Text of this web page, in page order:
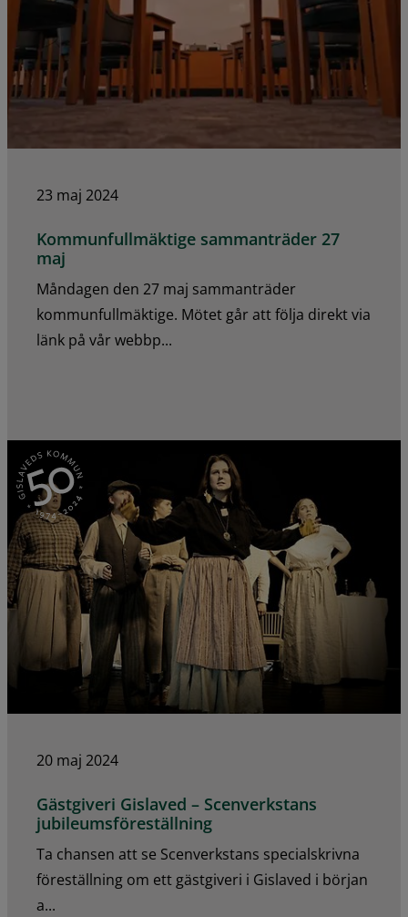
23 maj 2024
Kommunfullmäktige sammanträder 27
maj
Måndagen den 27 maj sammanträder
kommunfullmäktige. Mötet går att följa direkt via
länk på vår webbp...
20 maj 2024
Gästgiveri Gislaved – Scenverkstans
jubileumsföreställning
Ta chansen att se Scenverkstans specialskrivna
föreställning om ett gästgiveri i Gislaved i början
a...